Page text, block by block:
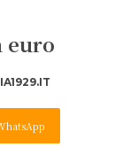
euro